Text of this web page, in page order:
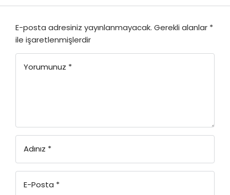
E-posta adresiniz yayınlanmayacak. Gerekli alanlar *
ile işaretlenmişlerdir
Yorumunuz *
Adınız *
E-Posta *